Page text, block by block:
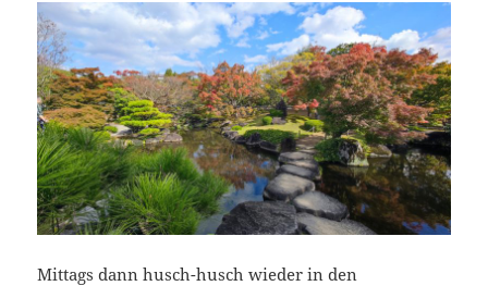
Mittags dann husch-husch wieder in den